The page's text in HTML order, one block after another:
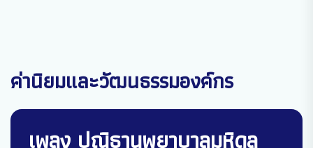
ค่านิยมและวัฒนธรรมองค์กร
เพลง ปณิธานพยาบาลมหิดล